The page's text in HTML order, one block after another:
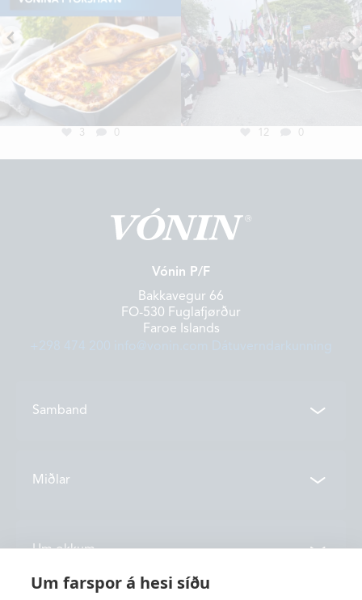
3 0 12 0
Vónin P/F
Bakkavegur 66
FO-530 Fuglafjørður
Faroe Islands
Samband
Miðlar
Katalog
Um okkum
Um farspor á hesi síðu